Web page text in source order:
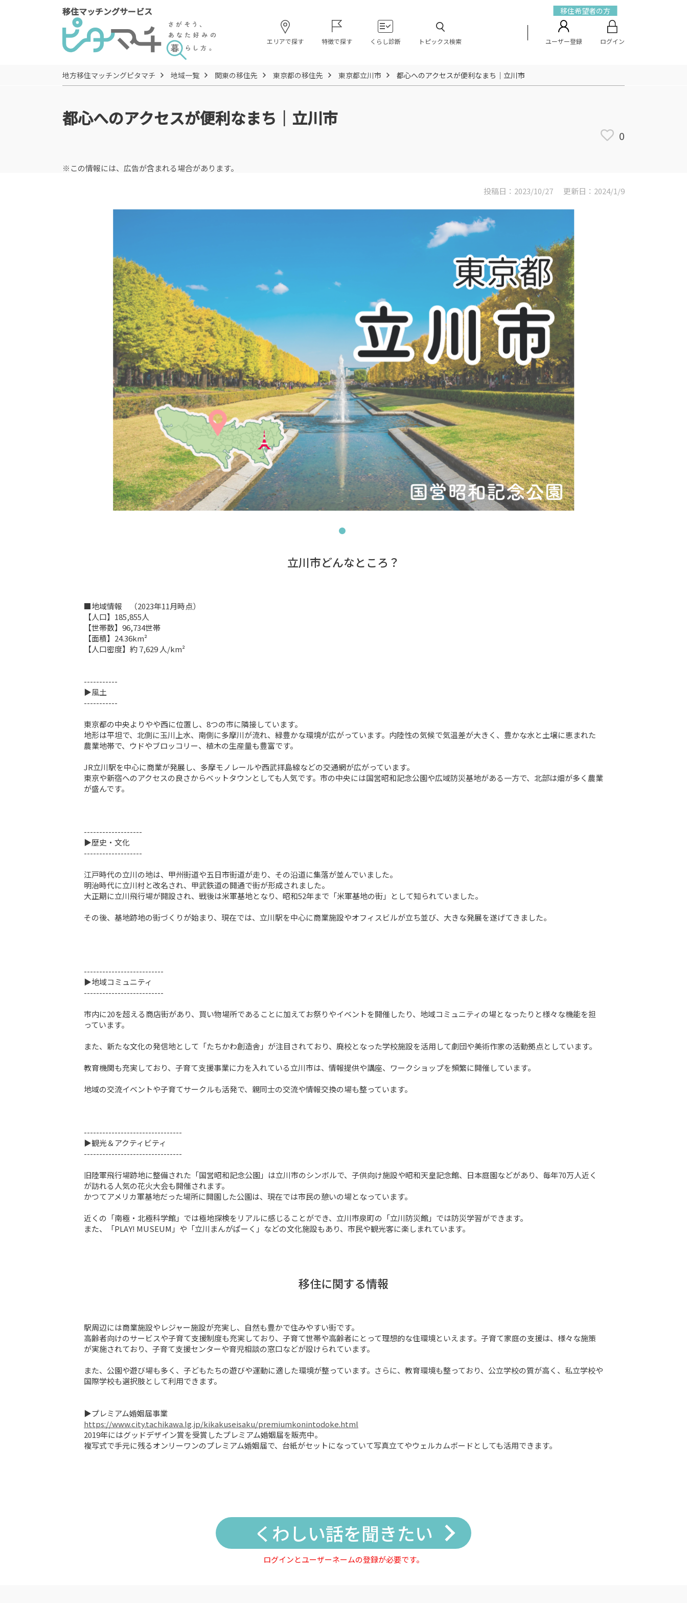
移住マッチングサービス
エリアで探す 特徴で探す くらし診断 トピックス検索
移住希望者の方
ユーザー登録 ログイン
地方移住マッチングピタマチ 地域一覧 関東の移住先 東京都の移住先 東京都立川市 都心へのアクセスが便利なまち｜立川市
都心へのアクセスが便利なまち｜立川市
0
※この情報には、広告が含まれる場合があります。
投稿日：2023/10/27 更新日：2024/1/9
立川市どんなところ？
■地域情報　（2023年11月時点）
【人口】185,855人
【世帯数】96,734世帯
【面積】24.36km²
【人口密度】約 7,629 人/km²
-----------
▶風土
-----------
東京都の中央よりやや西に位置し、8つの市に隣接しています。
地形は平坦で、北側に玉川上水、南側に多摩川が流れ、緑豊かな環境が広がっています。内陸性の気候で気温差が大きく、豊かな水と土壌に恵まれた
農業地帯で、ウドやブロッコリー、植木の生産量も豊富です。
JR立川駅を中心に商業が発展し、多摩モノレールや西武拝島線などの交通網が広がっています。
東京や新宿へのアクセスの良さからベットタウンとしても人気です。市の中央には国営昭和記念公園や広域防災基地がある一方で、北部は畑が多く農業
が盛んです。
-------------------
▶歴史・文化
-------------------
江戸時代の立川の地は、甲州街道や五日市街道が走り、その沿道に集落が並んでいました。
明治時代に立川村と改名され、甲武鉄道の開通で街が形成されました。
大正期に立川飛行場が開設され、戦後は米軍基地となり、昭和52年まで「米軍基地の街」として知られていました。
その後、基地跡地の街づくりが始まり、現在では、立川駅を中心に商業施設やオフィスビルが立ち並び、大きな発展を遂げてきました。
--------------------------
▶地域コミュニティ
--------------------------
市内に20を超える商店街があり、買い物場所であることに加えてお祭りやイベントを開催したり、地域コミュニティの場となったりと様々な機能を担
っています。
また、新たな文化の発信地として「たちかわ創造舎」が注目されており、廃校となった学校施設を活用して劇団や美術作家の活動拠点としています。
教育機関も充実しており、子育て支援事業に力を入れている立川市は、情報提供や講座、ワークショップを頻繁に開催しています。
地域の交流イベントや子育てサークルも活発で、親同士の交流や情報交換の場も整っています。
--------------------------------
▶観光＆アクティビティ
--------------------------------
旧陸軍飛行場跡地に整備された「国営昭和記念公園」は立川市のシンボルで、子供向け施設や昭和天皇記念館、日本庭園などがあり、毎年70万人近く
が訪れる人気の花火大会も開催されます。
かつてアメリカ軍基地だった場所に開園した公園は、現在では市民の憩いの場となっています。
近くの「南極・北極科学館」では極地探検をリアルに感じることができ、立川市泉町の「立川防災館」では防災学習ができます。
また、「PLAY! MUSEUM」や「立川まんがぱーく」などの文化施設もあり、市民や観光客に楽しまれています。
移住に関する情報
駅周辺には商業施設やレジャー施設が充実し、自然も豊かで住みやすい街です。
高齢者向けのサービスや子育て支援制度も充実しており、子育て世帯や高齢者にとって理想的な住環境といえます。子育て家庭の支援は、様々な施策
が実施されており、子育て支援センターや育児相談の窓口などが設けられています。
また、公園や遊び場も多く、子どもたちの遊びや運動に適した環境が整っています。さらに、教育環境も整っており、公立学校の質が高く、私立学校や
国際学校も選択肢として利用できます。
https://www.city.tachikawa.lg.jp/kikakuseisaku/premiumkonintodoke.html
2019年にはグッドデザイン賞を受賞したプレミアム婚姻届を販売中。
複写式で手元に残るオンリーワンのプレミアム婚姻届で、台紙がセットになっていて写真立てやウェルカムボードとしても活用できます。
くわしい話を聞きたい
ログインとユーザーネームの登録が必要です。